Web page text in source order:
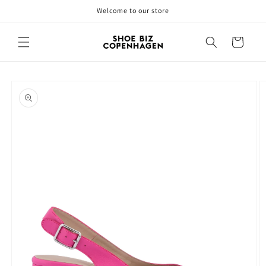
Welcome to our store
Cart
product
information